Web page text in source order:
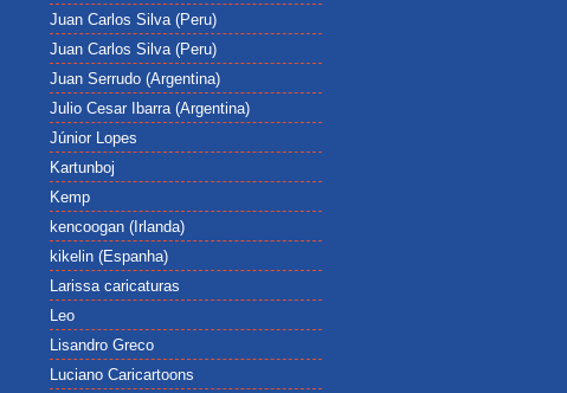
Juan Carlos Silva (Peru)
Juan Carlos Silva (Peru)
Juan Serrudo (Argentina)
Julio Cesar Ibarra (Argentina)
Júnior Lopes
Kartunboj
Kemp
kencoogan (Irlanda)
kikelin (Espanha)
Larissa caricaturas
Leo
Lisandro Greco
Luciano Caricartoons